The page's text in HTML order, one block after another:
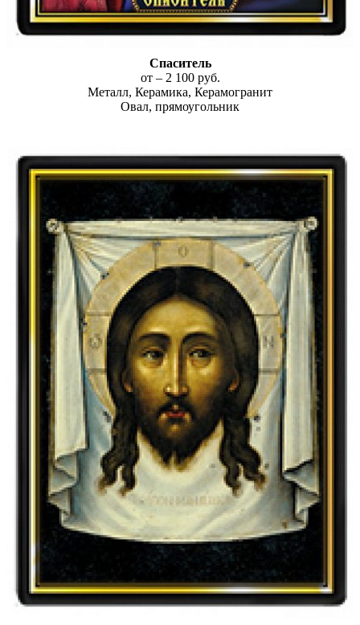
Спаситель
от – 2 100 руб.
Металл, Керамика, Керамогранит
Овал, прямоугольник